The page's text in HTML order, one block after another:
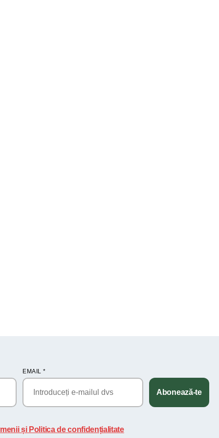
EMAIL*
Abonează-te
și Politica de confidențialitate